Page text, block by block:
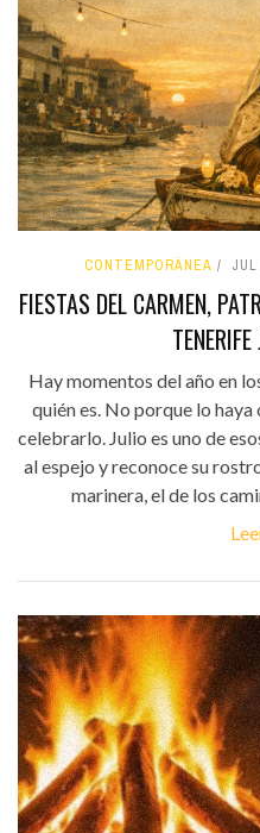
CONTEMPORÁNEA
FIESTAS DEL CARMEN,
Hay momentos del año en
quién es. No porque lo
celebrarlo. Julio es uno de
al espejo y reconoce su
marinera, el de los